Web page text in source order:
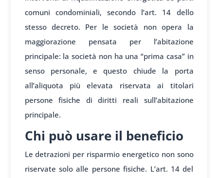
comuni condominiali, secondo l’art. 14 dello
stesso decreto. Per le società non opera la
maggiorazione pensata per l’abitazione
principale: la società non ha una “prima casa” in
senso personale, e questo chiude la porta
all’aliquota più elevata riservata ai titolari
persone fisiche di diritti reali sull’abitazione
principale.
Chi può usare il beneficio
Le detrazioni per risparmio energetico non sono
riservate solo alle persone fisiche. L’art. 14 del